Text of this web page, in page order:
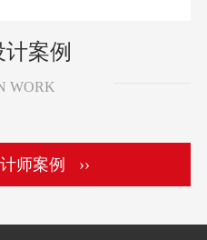
案例
WORK
师案例 ››